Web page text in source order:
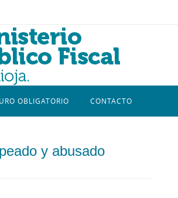
OBLIGATORIO CONTACTO
y abusado